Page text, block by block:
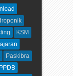
KSM
Paskibra
PPDB